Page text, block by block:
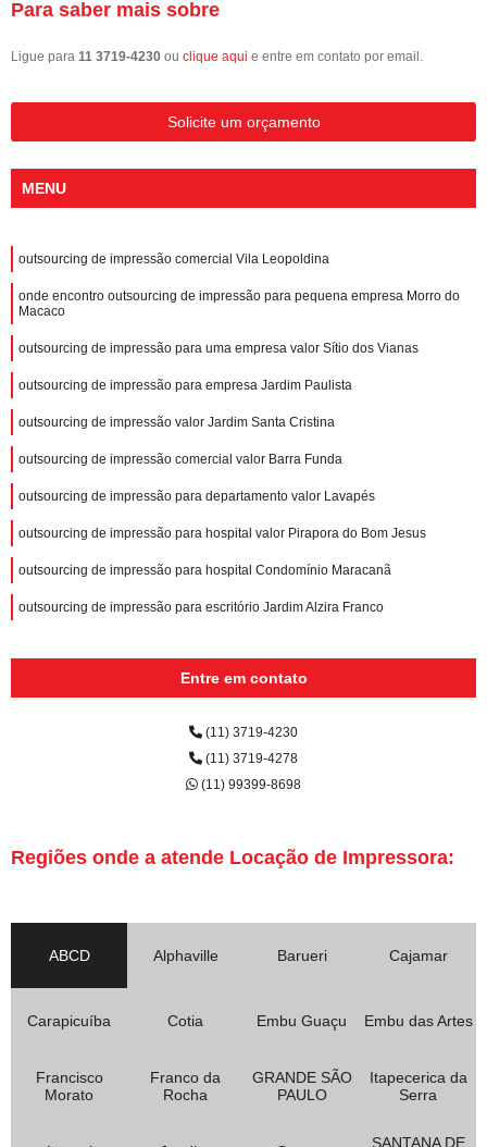
Para saber mais sobre
Ligue para 11 3719-4230 ou clique aqui e entre em contato por email.
Solicite um orçamento
MENU
outsourcing de impressão comercial Vila Leopoldina
onde encontro outsourcing de impressão para pequena empresa Morro do
Macaco
outsourcing de impressão para uma empresa valor Sítio dos Vianas
outsourcing de impressão para empresa Jardim Paulista
outsourcing de impressão valor Jardim Santa Cristina
outsourcing de impressão comercial valor Barra Funda
outsourcing de impressão para departamento valor Lavapés
outsourcing de impressão para hospital valor Pirapora do Bom Jesus
outsourcing de impressão para hospital Condomínio Maracanã
outsourcing de impressão para escritório Jardim Alzira Franco
Entre em contato
(11) 3719-4230
(11) 3719-4278
(11) 99399-8698
Regiões onde a atende Locação de Impressora:
ABCD Alphaville Barueri Cajamar
Carapicuíba Cotia Embu Guaçu Embu das Artes
Francisco
Morato
Franco da
Rocha
GRANDE SÃO
PAULO
Itapecerica da
Serra
SANTANA DE